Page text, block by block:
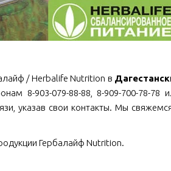
/ Herbalife Nutrition в
8-903-079-88-88, 8-909-700-78-78
указав свои контакты. Мы
Гербалайф Nutrition.